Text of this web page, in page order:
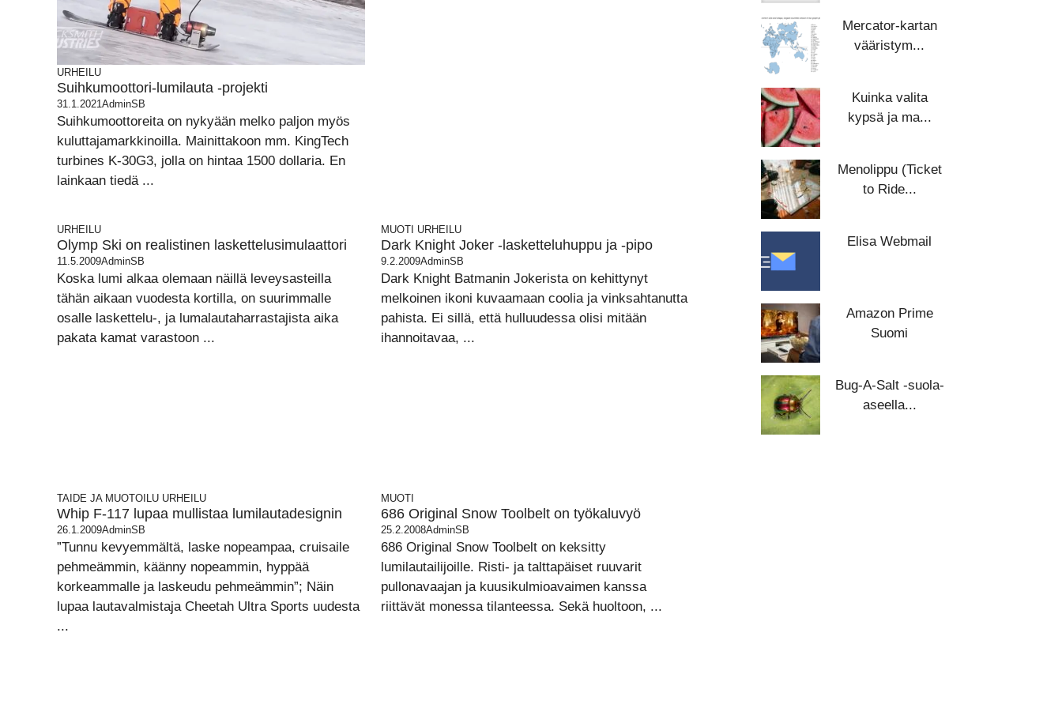
URHEILU
Suihkumoottori-lumilauta -projekti
31.1.2021AdminSB
Suihkumoottoreita on nykyään melko paljon myös
kuluttajamarkkinoilla. Mainittakoon mm. KingTech
turbines K-30G3, jolla on hintaa 1500 dollaria. En
lainkaan tiedä ...
URHEILU
Olymp Ski on realistinen laskettelusimulaattori
11.5.2009AdminSB
Koska lumi alkaa olemaan näillä leveysasteilla
tähän aikaan vuodesta kortilla, on suurimmalle
osalle laskettelu-, ja lumalautaharrastajista aika
pakata kamat varastoon ...
MUOTI URHEILU
Dark Knight Joker -lasketteluhuppu ja -pipo
9.2.2009AdminSB
Dark Knight Batmanin Jokerista on kehittynyt
melkoinen ikoni kuvaamaan coolia ja vinksahtanutta
pahista. Ei sillä, että hulluudessa olisi mitään
ihannoitavaa, ...
TAIDE JA MUOTOILU URHEILU
Whip F-117 lupaa mullistaa lumilautadesignin
26.1.2009AdminSB
”Tunnu kevyemmältä, laske nopeampaa, cruisaile
pehmeämmin, käänny nopeammin, hyppää
korkeammalle ja laskeudu pehmeämmin”; Näin
lupaa lautavalmistaja Cheetah Ultra Sports uudesta
...
MUOTI
686 Original Snow Toolbelt on työkaluvyö
25.2.2008AdminSB
686 Original Snow Toolbelt on keksitty
lumilautailijoille. Risti- ja talttapäiset ruuvarit
pullonavaajan ja kuusikulmioavaimen kanssa
riittävät monessa tilanteessa. Sekä huoltoon, ...
Mercator-kartan
vääristym...
Kuinka valita
kypsä ja ma...
Menolippu (Ticket
to Ride...
Elisa Webmail
Amazon Prime
Suomi
Bug-A-Salt -suola-
aseella...